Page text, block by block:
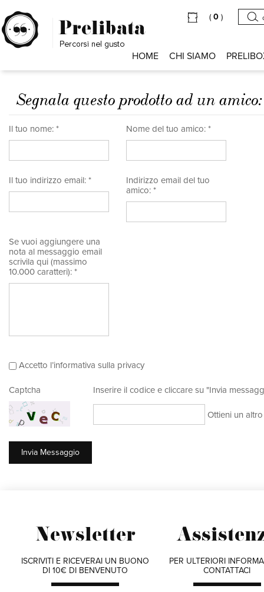
( 0 )
HOME CHI SIAMO
Segnala questo prodotto ad un
Il tuo nome: * Nome del tuo amico: *
Il tuo indirizzo email: *
Indirizzo email del tuo
amico: *
Se vuoi aggiungere una
nota al messaggio email
scrivila qui (massimo
10.000 caratteri): *
Accetto l’informativa sulla privacy
Captcha Inserire il codice e cliccare su "Invia
Ottieni un
Newsletter
ISCRIVITI E RICEVERAI UN BUONO
DI 10€ DI BENVENUTO
PER ULTERIORI
CONTATTACI